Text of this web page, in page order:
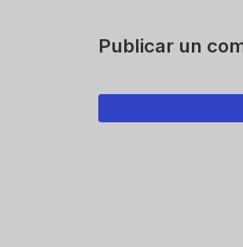
Publicar un